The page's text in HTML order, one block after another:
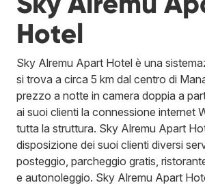
Hotel
Sky Alremu Apart Hotel è una
si trova a circa 5 km dal centro di
prezzo a notte in camera doppia a
ai suoi clienti la connessione internet
tutta la struttura. Sky Alremu Apart
disposizione dei suoi clienti diversi
posteggio, parcheggio gratis,
e autonoleggio. Sky Alremu Apart